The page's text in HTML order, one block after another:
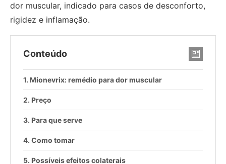
dor muscular, indicado para casos de desconforto,
rigidez e inflamação.
Conteúdo
Mionevrix: remédio para dor muscular
Preço
Para que serve
Como tomar
Possíveis efeitos colaterais